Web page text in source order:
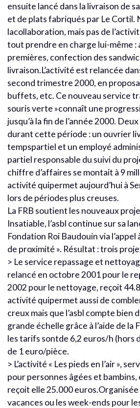
ensuite lancé dans la livraison de
et de plats fabriqués par Le Cortil.
lacollaboration, mais pas de
tout prendre en charge lui-même :
premières, confection des
livraison.L’activité est relancée
second trimestre 2000, en
buffets, etc. Ce nouveau service
souris verte »connaît une
jusqu’à la fin de l’année 2000.
durant cette période : un ouvrier
tempspartiel et un employé
partiel responsable du suivi du
chiffre d’affaires se montait à 9
activité quipermet aujourd’hui à
lors de périodes plus creuses.
La FRB soutient les nouveaux
Insatiable, l’asbl continue sur sa
Fondation Roi Baudouin via l’appel
de proximité ». Résultat : trois
> Le service repassage et
relancé en octobre 2001 pour le
2002 pour le nettoyage, reçoit
activité quipermet aussi de
creux mais que l’asbl compte bien
grande échelle grâce à l’aide de la
les tarifs sontde 6,2 euros/h (hors
de 1 euro/pièce.
> L’activité « Les pieds en l’air »,
pour personnes âgées et bambins,
reçoit elle 25.000
vacances ou les week-ends pour